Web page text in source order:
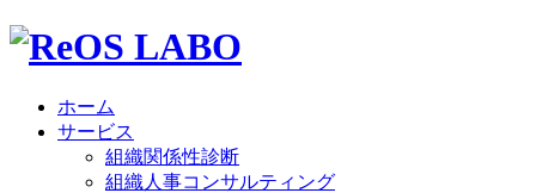
ホーム
サービス
組織関係性診断
組織人事コンサルティング